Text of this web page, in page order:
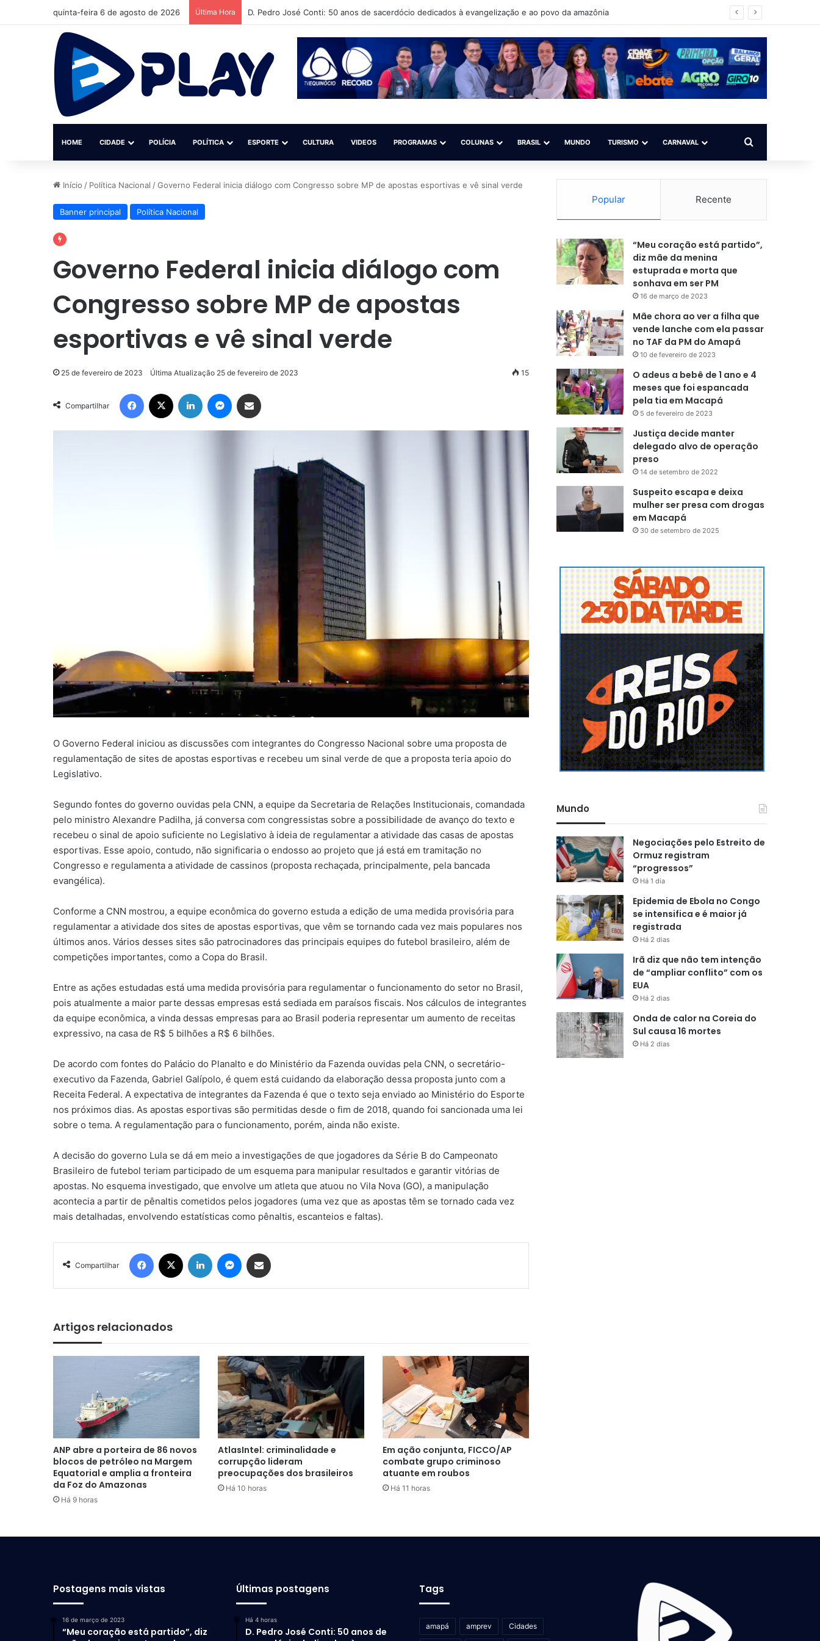
quinta-feira 6 de agosto de 2026 Última Hora Instituto Cultural Língua Solta (Iacls) abre matrículas para o projeto “Natação é para todos”
HOME CIDADE POLÍCIA POLÍTICA ESPORTE CULTURA VIDEOS PROGRAMAS COLUNAS BRASIL MUNDO TURISMO CARNAVAL Procurar por
Início / Política Nacional /Governo Federal inicia diálogo com Congresso sobre MP de apostas esportivas e vê sinal verde
Banner principal Política Nacional
Governo Federal inicia diálogo com
Congresso sobre MP de apostas
esportivas e vê sinal verde
25 de fevereiro de 2023 Última Atualização 25 de fevereiro de 2023 15
Compartilhar
Facebook Linkedin Messenger
O Governo Federal iniciou as discussões com integrantes do Congresso Nacional sobre uma proposta de
regulamentação de sites de apostas esportivas e recebeu um sinal verde de que a proposta teria apoio do
Legislativo.
Segundo fontes do governo ouvidas pela CNN, a equipe da Secretaria de Relações Institucionais, comandada
pelo ministro Alexandre Padilha, já conversa com congressistas sobre a possibilidade de avanço do texto e
recebeu o sinal de apoio suficiente no Legislativo à ideia de regulamentar a atividade das casas de apostas
esportivas. Esse apoio, contudo, não significaria o endosso ao projeto que já está em tramitação no
Congresso e regulamenta a atividade de cassinos (proposta rechaçada, principalmente, pela bancada
evangélica).
Conforme a CNN mostrou, a equipe econômica do governo estuda a edição de uma medida provisória para
regulamentar a atividade dos sites de apostas esportivas, que vêm se tornando cada vez mais populares nos
últimos anos. Vários desses sites são patrocinadores das principais equipes do futebol brasileiro, além de
competições importantes, como a Copa do Brasil.
Entre as ações estudadas está uma medida provisória para regulamentar o funcionamento do setor no Brasil,
pois atualmente a maior parte dessas empresas está sediada em paraísos fiscais. Nos cálculos de integrantes
da equipe econômica, a vinda dessas empresas para ao Brasil poderia representar um aumento de receitas
expressivo, na casa de R$ 5 bilhões a R$ 6 bilhões.
De acordo com fontes do Palácio do Planalto e do Ministério da Fazenda ouvidas pela CNN, o secretário-
executivo da Fazenda, Gabriel Galípolo, é quem está cuidando da elaboração dessa proposta junto com a
Receita Federal. A expectativa de integrantes da Fazenda é que o texto seja enviado ao Ministério do Esporte
nos próximos dias. As apostas esportivas são permitidas desde o fim de 2018, quando foi sancionada uma lei
sobre o tema. A regulamentação para o funcionamento, porém, ainda não existe.
A decisão do governo Lula se dá em meio a investigações de que jogadores da Série B do Campeonato
Brasileiro de futebol teriam participado de um esquema para manipular resultados e garantir vitórias de
apostas. No esquema investigado, que envolve um atleta que atuou no Vila Nova (GO), a manipulação
acontecia a partir de pênaltis cometidos pelos jogadores (uma vez que as apostas têm se tornado cada vez
mais detalhadas, envolvendo estatísticas como pênaltis, escanteios e faltas).
Compartilhar
Facebook Linkedin Messenger
Artigos relacionados
ANP abre a porteira de 86 novos
blocos de petróleo na Margem
Equatorial e amplia a fronteira
da Foz do Amazonas
Há 9 horas
AtlasIntel: criminalidade e
corrupção lideram
preocupações dos brasileiros
Há 10 horas
Em ação conjunta, FICCO/AP
combate grupo criminoso
atuante em roubos
Há 11 horas
Popular Recente
“Meu coração está partido”,
diz mãe da menina
estuprada e morta que
sonhava em ser PM
16 de março de 2023
Mãe chora ao ver a filha que
vende lanche com ela passar
no TAF da PM do Amapá
10 de fevereiro de 2023
O adeus a bebê de 1 ano e 4
meses que foi espancada
pela tia em Macapá
5 de fevereiro de 2023
Justiça decide manter
delegado alvo de operação
preso
14 de setembro de 2022
Suspeito escapa e deixa
mulher ser presa com drogas
em Macapá
30 de setembro de 2025
Mundo
Negociações pelo Estreito de
Ormuz registram
“progressos”
Há 1 dia
Epidemia de Ebola no Congo
se intensifica e é maior já
registrada
Há 2 dias
Irã diz que não tem intenção
de “ampliar conflito” com os
EUA
Há 2 dias
Onda de calor na Coreia do
Sul causa 16 mortes
Há 2 dias
Postagens mais vistas
16 de março de 2023
“Meu coração está partido”, diz
Últimas postagens
Há 4 horas
D. Pedro José Conti: 50 anos de
Tags
amapá amprev Cidades